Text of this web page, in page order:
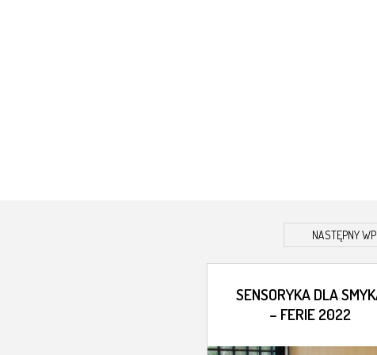
NASTĘPNY
SENSORYKA DLA
– FERIE 2022